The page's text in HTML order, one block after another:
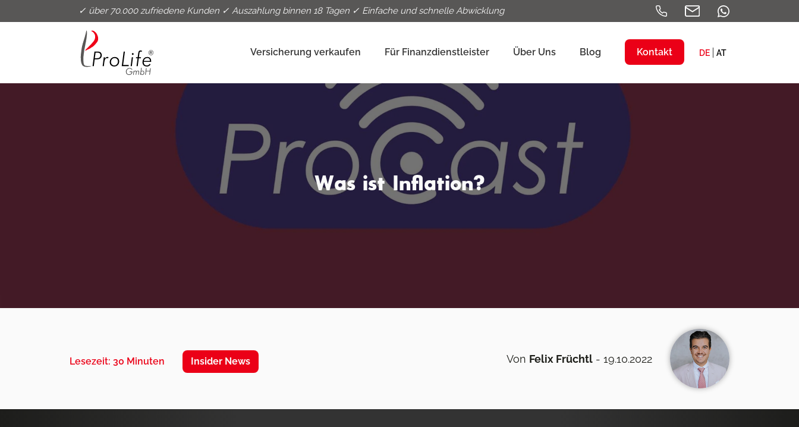
✓ über 70.000 zufriedene Kunden ✓ Auszahlung binnen 18 Tagen ✓ Einfache und schnelle Abwicklung
Versicherung verkaufen Für Finanzdienstleister Über Uns Blog Kontakt DE AT
Was ist Inflation?
Lesezeit: 30 Minuten Insider News Von Felix Früchtl - 19.10.2022